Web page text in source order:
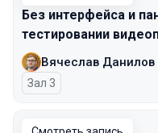
Без интерфейса и
тестировании
Вячеслав Данилов
Зал 3